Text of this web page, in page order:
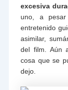
excesiva
uno, a
entretenido
asimilar,
del film. Aún
cosa que se
dejo.